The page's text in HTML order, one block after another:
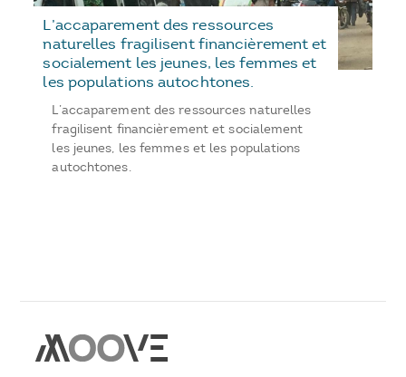
L’accaparement des ressources
naturelles fragilisent financièrement et
socialement les jeunes, les femmes et
les populations autochtones.
L’accaparement des ressources naturelles
fragilisent financièrement et socialement
les jeunes, les femmes et les populations
autochtones.